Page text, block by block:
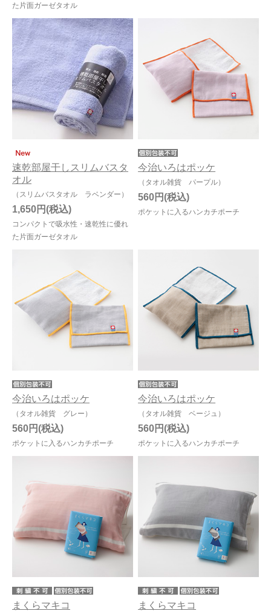
店舗リスト
ヘルプ
規約
大量購入・法人向けの購入の方は
お問い合わせ
た片面ガーゼタオル
速乾部屋干しスリムバスタ
オル
（スリムバスタオル ラベンダー）
コンパクトで吸水性・速乾性に優れ
た片面ガーゼタオル
1,650円
今治いろはポッケ
（タオル雑貨 パープル）
ポケットに入るハンカチポーチ
560円
今治いろはポッケ
（タオル雑貨 グレー）
ポケットに入るハンカチポーチ
560円
今治いろはポッケ
（タオル雑貨 ベージュ）
ポケットに入るハンカチポーチ
560円
まくらマキコ まくらマキコ